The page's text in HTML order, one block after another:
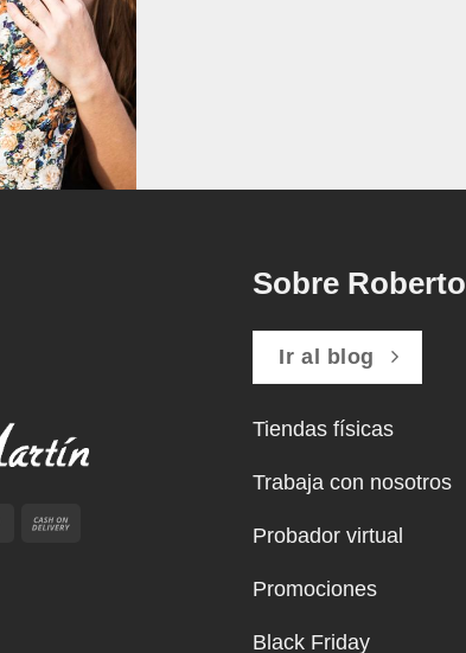
MasterCard
Sobre Roberto
Ir al blog
Tiendas físicas
Trabaja con nosotros
Probador virtual
Promociones
Black Friday